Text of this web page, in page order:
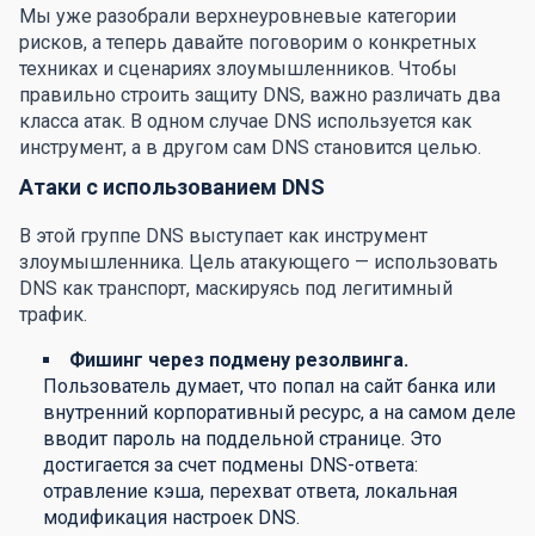
Мы уже разобрали верхнеуровневые категории
рисков, а теперь давайте поговорим о конкретных
техниках и сценариях злоумышленников. Чтобы
правильно строить защиту DNS, важно различать два
класса атак. В одном случае DNS используется как
инструмент, а в другом сам DNS становится целью.
Атаки с использованием DNS
В этой группе DNS выступает как инструмент
злоумышленника. Цель атакующего — использовать
DNS как транспорт, маскируясь под легитимный
трафик.
Фишинг через подмену резолвинга.
Пользователь думает, что попал на сайт банка или
внутренний корпоративный ресурс, а на самом деле
вводит пароль на поддельной странице. Это
достигается за счет подмены DNS-ответа:
отравление кэша, перехват ответа, локальная
модификация настроек DNS.